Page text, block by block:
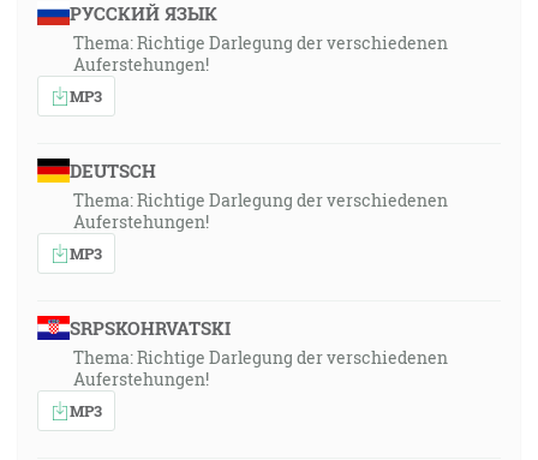
РУССКИЙ ЯЗЫК
Thema: Richtige Darlegung der verschiedenen
Auferstehungen!
MP3
DEUTSCH
Thema: Richtige Darlegung der verschiedenen
Auferstehungen!
MP3
SRPSKOHRVATSKI
Thema: Richtige Darlegung der verschiedenen
Auferstehungen!
MP3